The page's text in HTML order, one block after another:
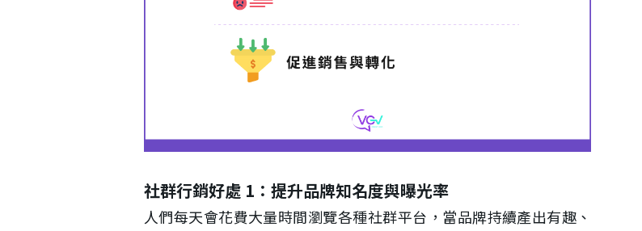
社群行銷好處 1：提升品牌知名度與曝光率
人們每天會花費大量時間瀏覽各種社群平台，當品牌持續產出有趣、